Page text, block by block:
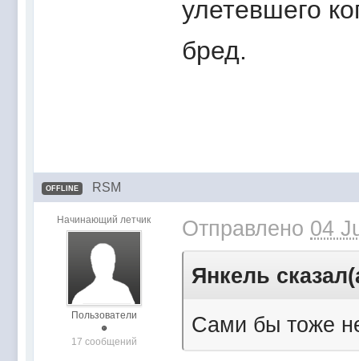
улетевшего
бред.
OFFLINE RSM
Начинающий летчик
Пользователи
17 сообщений
Отправлено 04
Янкель
Сами бы тоже